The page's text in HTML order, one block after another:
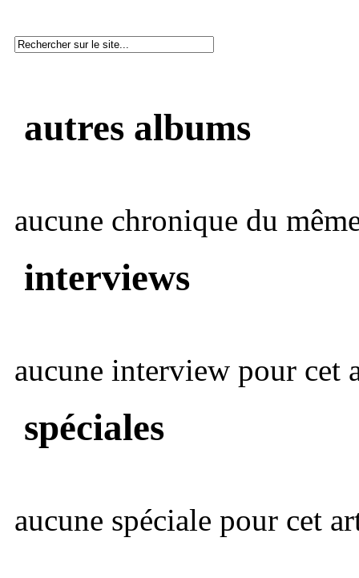
autres albums
aucune chronique du
interviews
aucune interview pour cet
spéciales
aucune spéciale pour cet